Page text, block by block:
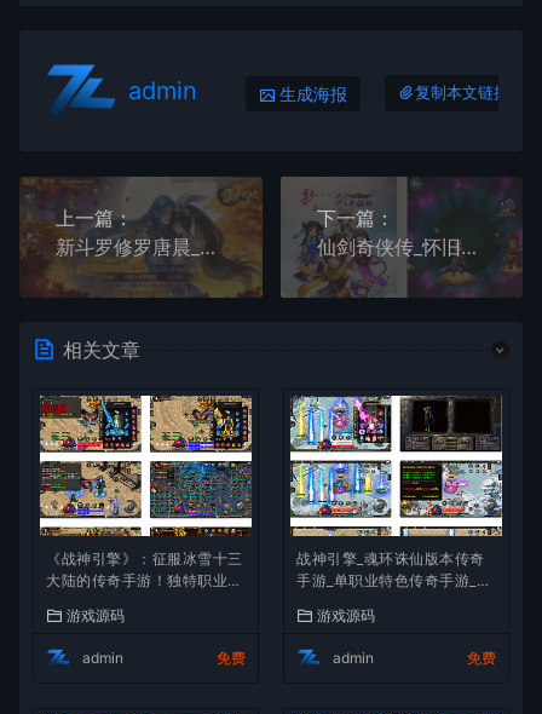
admin 生成海报 复制本文链接
上一篇：
新斗罗修罗唐晨_回合制新斗罗修罗唐晨VM镜像单机一键端+Linux学习手工外网服务端_安卓IOS苹果双端_GM授权后台_通用视频教程
下一篇：
仙剑奇侠传_怀旧竖版仙剑奇侠Q传_Win学习手工端_通用视频教程_GM物品充值后台_安卓IOS苹果双端
相关文章
《战神引擎》：征服冰雪十三
大陆的传奇手游！独特职业、
攻略游戏源码
admin 免费
战神引擎_魂环诛仙版本传奇
手游_单职业特色传奇手游_Wi
游戏源码
admin 免费